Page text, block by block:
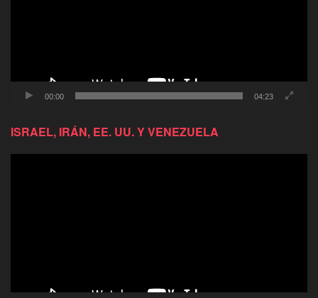
00:00 04:23
ISRAEL, IRÁN, EE. UU. Y VENEZUELA